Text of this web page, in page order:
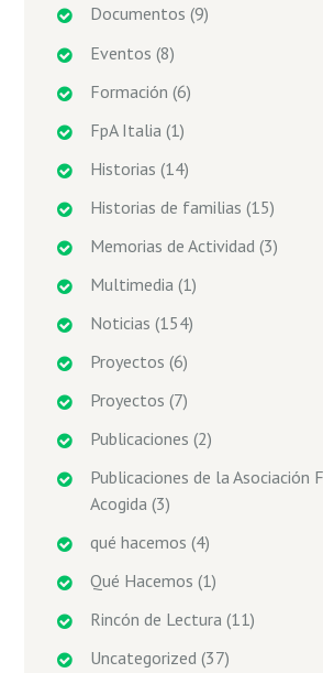
Documentos (9)
Eventos (8)
Formación (6)
FpA Italia (1)
Historias (14)
Historias de familias (15)
Memorias de Actividad (3)
Multimedia (1)
Noticias (154)
Proyectos (6)
Proyectos (7)
Publicaciones (2)
Publicaciones de la Asociación
Acogida (3)
qué hacemos (4)
Qué Hacemos (1)
Rincón de Lectura (11)
Uncategorized (37)